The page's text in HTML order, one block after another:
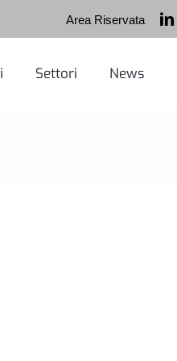
Area Riservata
Settori News